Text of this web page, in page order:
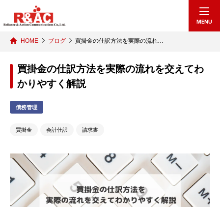
MENU
HOME ブログ 買掛金の仕訳方法を実際の流れ…
買掛金の仕訳方法を実際の流れを交えてわ
かりやすく解説
債務管理
買掛金 会計仕訳 請求書